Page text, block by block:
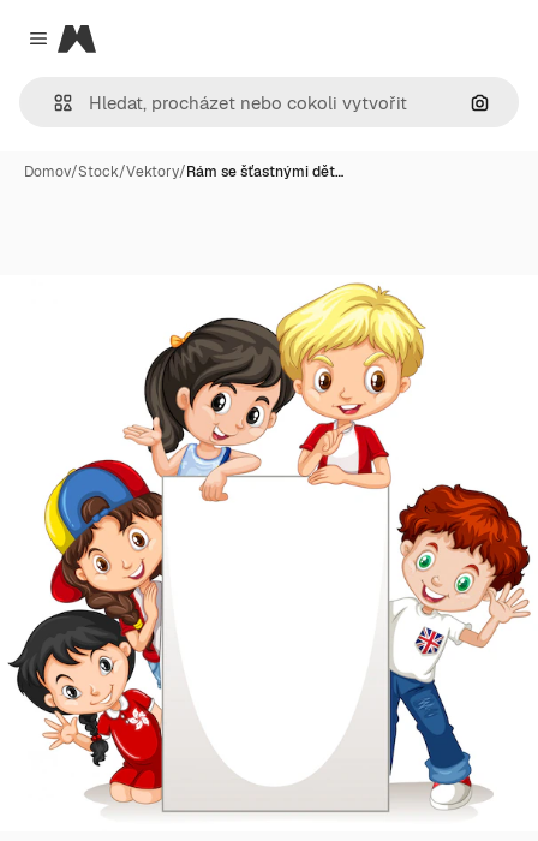
Close menu
Magnific
Hledat
Domov/Stock/Vektory/Rám se šťastnými dět…